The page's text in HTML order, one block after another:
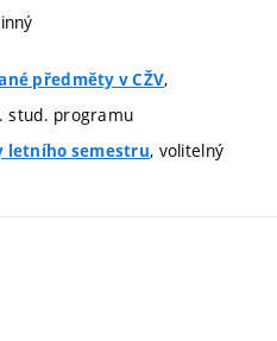
předměty v CŽV,
stud. programu
letního semestru, volitelný